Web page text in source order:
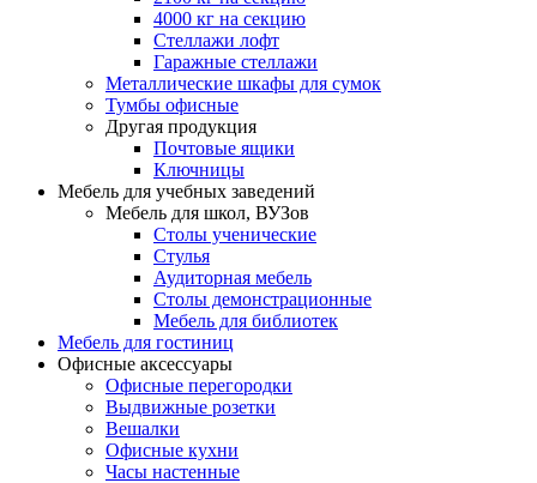
4000 кг на секцию
Стеллажи лофт
Гаражные стеллажи
Металлические шкафы для сумок
Тумбы офисные
Другая продукция
Почтовые ящики
Ключницы
Мебель для учебных заведений
Мебель для школ, ВУЗов
Столы ученические
Стулья
Аудиторная мебель
Столы демонстрационные
Мебель для библиотек
Мебель для гостиниц
Офисные аксессуары
Офисные перегородки
Выдвижные розетки
Вешалки
Офисные кухни
Часы настенные